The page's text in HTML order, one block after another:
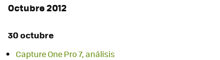
Octubre 2012
30 octubre
Capture One Pro 7, análisis